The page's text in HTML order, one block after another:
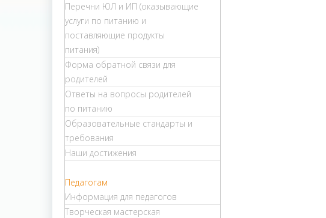
Перечни ЮЛ и ИП (оказывающие
услуги по питанию и
поставляющие продукты
питания)
Форма обратной связи для
родителей
Ответы на вопросы родителей
по питанию
Образовательные стандарты и
требования
Наши достижения
Педагогам
Информация для педагогов
Творческая мастерская